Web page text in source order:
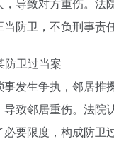
防卫，不负刑事责任
防卫过当案
发生争执，邻居推
致邻居重伤。法院
要限度，构成防卫